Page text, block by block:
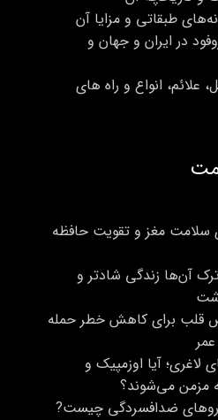
طبقاتی و مزایا آن
در ایران و جهان و
علائم، انواع و راه‌ های
سلامت مغز و تقویت حافظه
آن‌ها زندگی شادتر و
قلب برای کاهش خطر حمله
لاغری؛ آیا اوزمپیک و
مزمن می‌شوند؟
ضدافسردگی چیست?